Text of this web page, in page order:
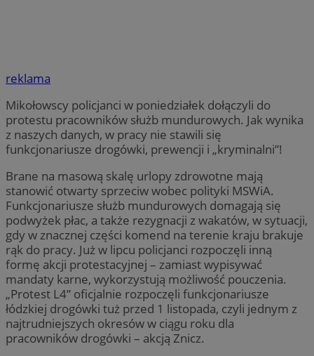
reklama
Mikołowscy policjanci w poniedziałek dołączyli do
protestu pracowników służb mundurowych. Jak wynika
z naszych danych, w pracy nie stawili się
funkcjonariusze drogówki, prewencji i „kryminalni”!
Brane na masową skalę urlopy zdrowotne mają
stanowić otwarty sprzeciw wobec polityki MSWiA.
Funkcjonariusze służb mundurowych domagają się
podwyżek płac, a także rezygnacji z wakatów, w sytuacji,
gdy w znacznej części komend na terenie kraju brakuje
rąk do pracy. Już w lipcu policjanci rozpoczęli inną
formę akcji protestacyjnej – zamiast wypisywać
mandaty karne, wykorzystują możliwość pouczenia.
„Protest L4” oficjalnie rozpoczęli funkcjonariusze
łódzkiej drogówki tuż przed 1 listopada, czyli jednym z
najtrudniejszych okresów w ciągu roku dla
pracowników drogówki – akcją Znicz.